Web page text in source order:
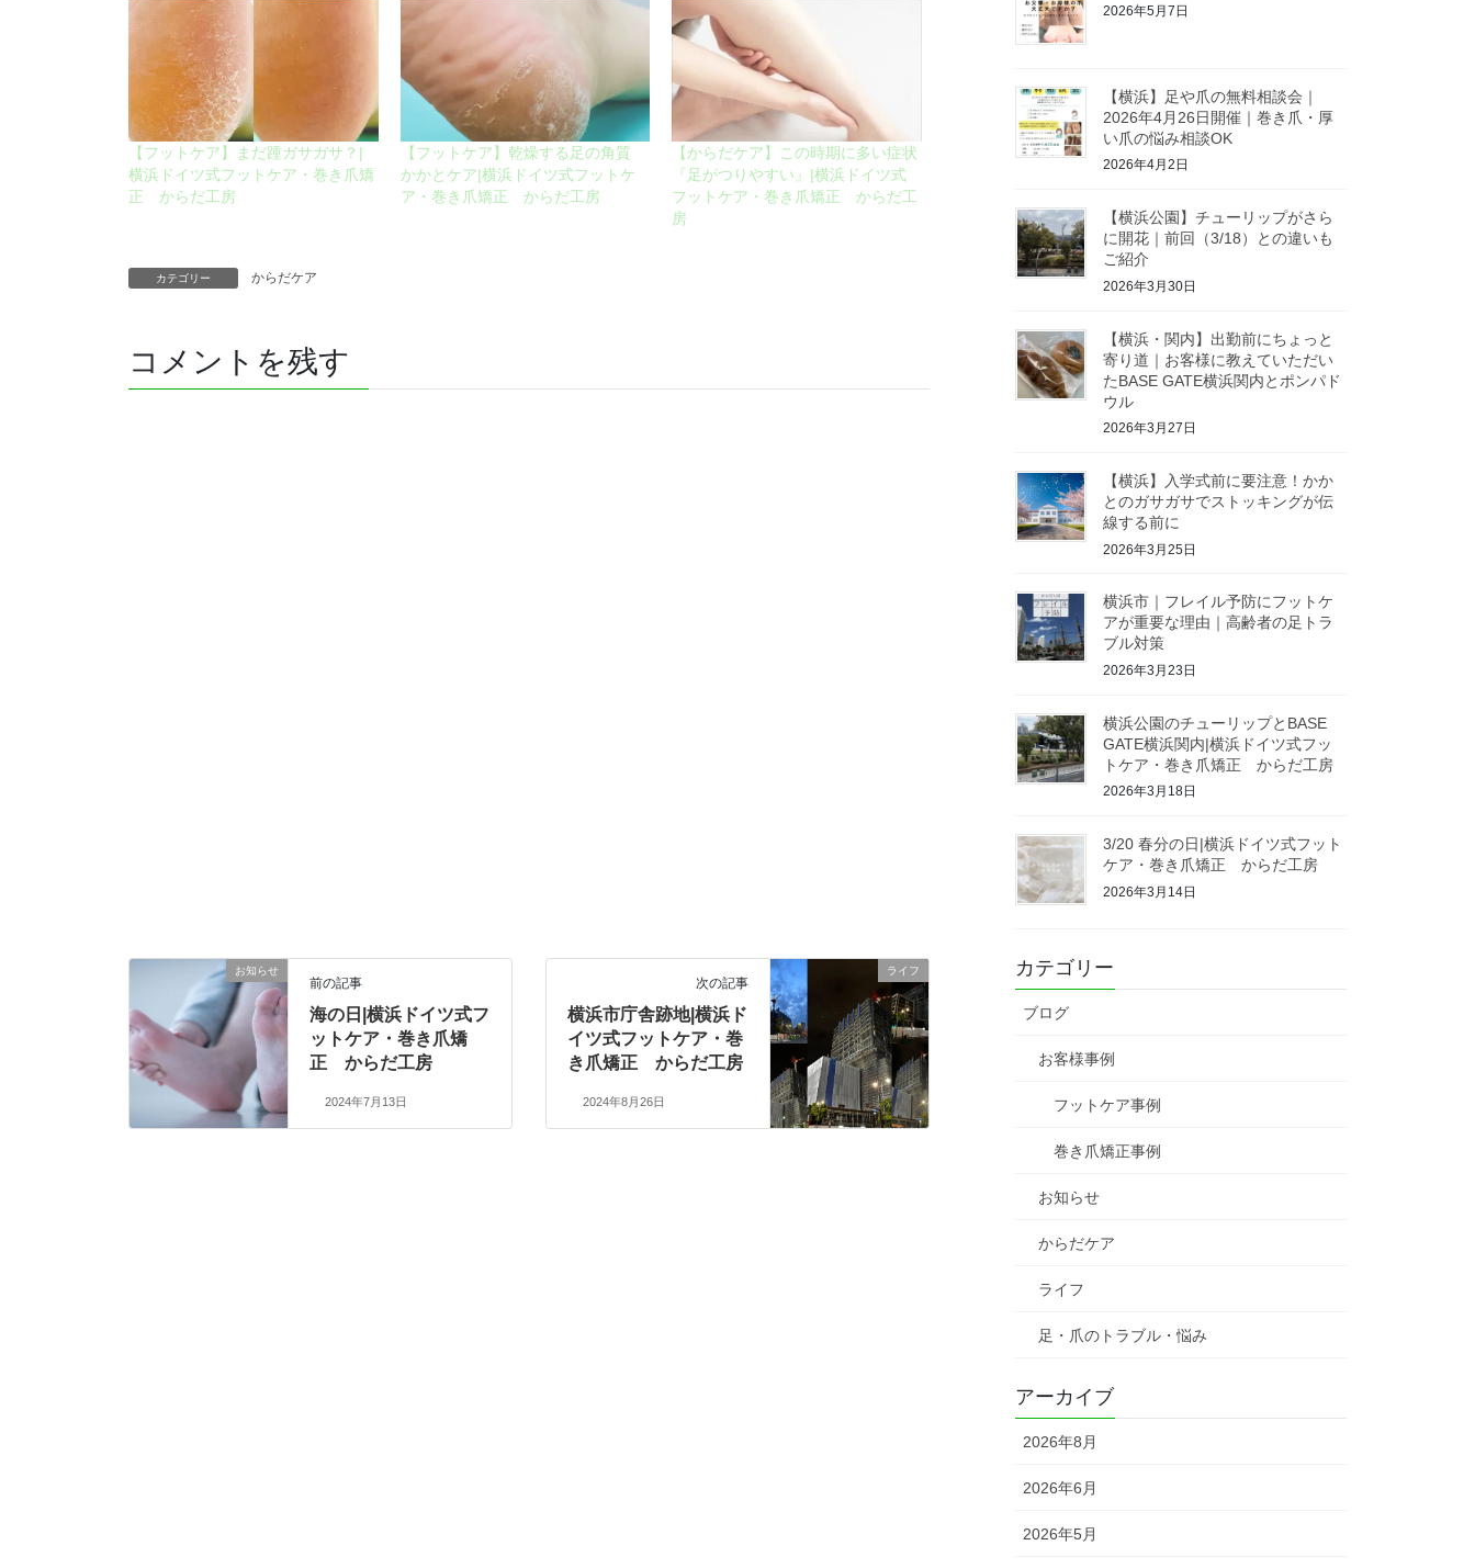
【フットケア】まだ踵ガサガサ？|
横浜ドイツ式フットケア・巻き爪矯
正 からだ工房
【フットケア】乾燥する足の角質
かかとケア|横浜ドイツ式フットケ
ア・巻き爪矯正 からだ工房
【からだケア】この時期に多い症状
『足がつりやすい』|横浜ドイツ式
フットケア・巻き爪矯正 からだ工
房
カテゴリー からだケア
コメントを残す
お知らせ
前の記事
海の日|横浜ドイツ式フ
ットケア・巻き爪矯
正 からだ工房
2024年7月13日
ライフ
次の記事
横浜市庁舎跡地|横浜ド
イツ式フットケア・巻
き爪矯正 からだ工房
2024年8月26日
2026年5月7日
【横浜】足や爪の無料相談会｜
2026年4月26日開催｜巻き爪・厚
い爪の悩み相談OK
2026年4月2日
【横浜公園】チューリップがさら
に開花｜前回（3/18）との違いも
ご紹介
2026年3月30日
【横浜・関内】出勤前にちょっと
寄り道｜お客様に教えていただい
たBASE GATE横浜関内とポンパド
ウル
2026年3月27日
【横浜】入学式前に要注意！かか
とのガサガサでストッキングが伝
線する前に
2026年3月25日
横浜市｜フレイル予防にフットケ
アが重要な理由｜高齢者の足トラ
ブル対策
2026年3月23日
横浜公園のチューリップとBASE
GATE横浜関内|横浜ドイツ式フッ
トケア・巻き爪矯正 からだ工房
2026年3月18日
3/20 春分の日|横浜ドイツ式フット
ケア・巻き爪矯正 からだ工房
2026年3月14日
カテゴリー
ブログ
お客様事例
フットケア事例
巻き爪矯正事例
お知らせ
からだケア
ライフ
足・爪のトラブル・悩み
アーカイブ
2026年8月
2026年6月
2026年5月